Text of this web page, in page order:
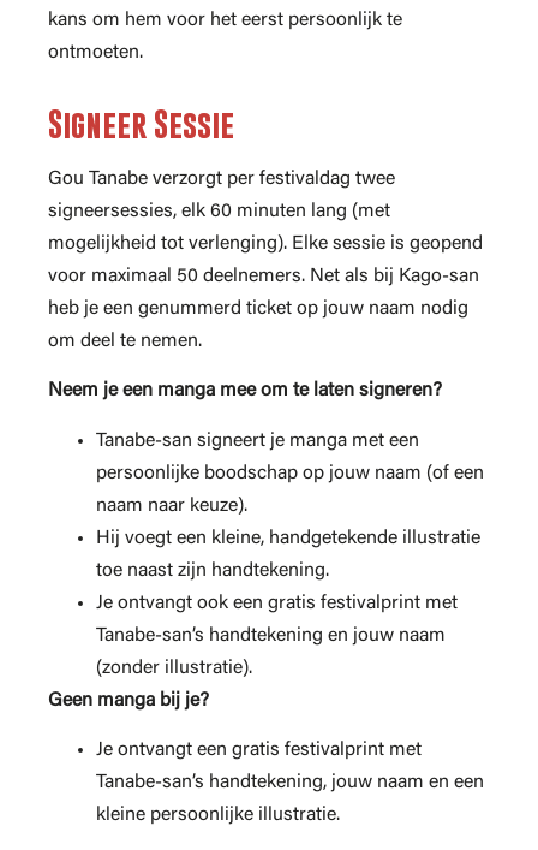
kans om hem voor het eerst persoonlijk te
ontmoeten.
Signeer Sessie
Gou Tanabe verzorgt per festivaldag twee
signeersessies, elk 60 minuten lang (met
mogelijkheid tot verlenging). Elke sessie is geopend
voor maximaal 50 deelnemers. Net als bij Kago-san
heb je een genummerd ticket op jouw naam nodig
om deel te nemen.
Neem je een manga mee om te laten signeren?
Tanabe-san signeert je manga met een
persoonlijke boodschap op jouw naam (of een
naam naar keuze).
Hij voegt een kleine, handgetekende illustratie
toe naast zijn handtekening.
Je ontvangt ook een gratis festivalprint met
Tanabe-san’s handtekening en jouw naam
(zonder illustratie).
Geen manga bij je?
Je ontvangt een gratis festivalprint met
Tanabe-san’s handtekening, jouw naam en een
kleine persoonlijke illustratie.